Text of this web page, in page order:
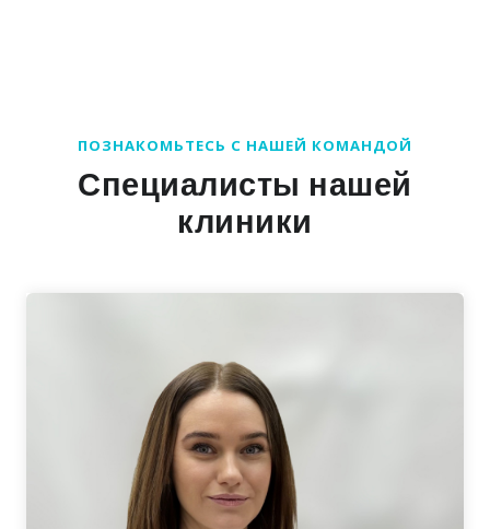
ПОЗНАКОМЬТЕСЬ С НАШЕЙ КОМАНДОЙ
Специалисты нашей
клиники